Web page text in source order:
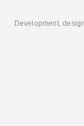
Development,